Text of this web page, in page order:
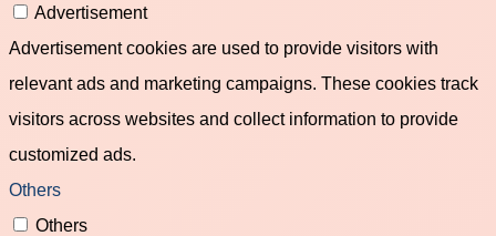
Advertisement
Advertisement cookies are used to provide visitors with
relevant ads and marketing campaigns. These cookies track
visitors across websites and collect information to provide
customized ads.
Others
Others